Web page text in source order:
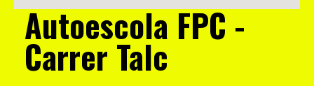
Autoescola FPC -
Carrer Talc